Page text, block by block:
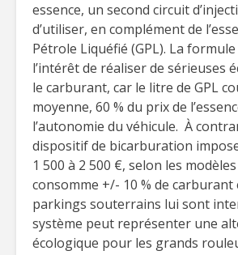
essence, un second circuit
d’utiliser, en complément de
Pétrole Liquéfié (GPL). La
l’intérêt de réaliser de sérieuses
le carburant, car le litre de GPL
moyenne, 60 % du prix de
l’autonomie du véhicule. À
dispositif de bicarburation
1 500 à 2 500 €, selon les
consomme +/- 10 % de carburant
parkings souterrains lui sont
système peut représenter une
écologique pour les grands